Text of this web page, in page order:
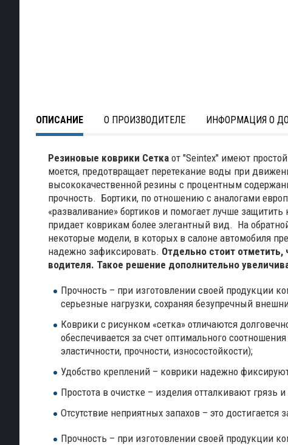
ОПИСАНИЕ О ПРОИЗВОДИТЕЛЕ ИНФОРМАЦИЯ О
Резиновые коврики Сетка от "Seintex" имеют
моется, предотвращает перетекание воды при
высококачественной резины с процентным
прочность. Бортики, по отношению с аналогами
«разваливание» бортиков и помогает лучше
придает коврикам более элегантный вид. На
некоторые модели, в которых в салоне автомобиля
надежно зафиксировать. Отдельно стоит
водителя. Такое решение дополнительно
Прочность – при изготовлении своей продукции
серьезные нагрузки, сохраняя безупречный
Коврики с рисунком «сетка» отличаются
обеспечивается за счет оптимального
эластичности, прочности, износостойкости);
Удобство креплений – коврики надежно
Простота в очистке – изделия отталкивают
Отсутствие неприятных запахов – это
Прочность – при изготовлении своей продукции